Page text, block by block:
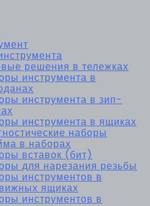
решения в тележках
инструмента в
инструмента в зип-
инструмента в ящиках
наборы
в наборах
вставок (бит)
для нарезания резьбы
инструментов в
ящиках
инструментов в